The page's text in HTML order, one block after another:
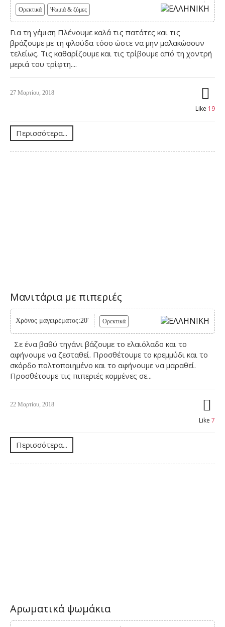
Ορεκτικά Ψωμιά & ζύμες
Για τη γέμιση Πλένουμε καλά τις πατάτες και τις
βράζουμε με τη φλούδα τόσο ώστε να μην μαλακώσουν
τελείως. Τις καθαρίζουμε και τις τρίβουμε από τη χοντρή
μεριά του τρίφτη....
27 Μαρτίου, 2018
Like 19
Περισσότερα...
Μανιτάρια με πιπεριές
Χρόνος μαγειρέματος:20' Ορεκτικά
Σε ένα βαθύ τηγάνι βάζουμε το ελαιόλαδο και το
αφήνουμε να ζεσταθεί. Προσθέτουμε το κρεμμύδι και το
σκόρδο πολτοποιημένο και το αφήνουμε να μαραθεί.
Προσθέτουμε τις πιπεριές κομμένες σε...
22 Μαρτίου, 2018
Like 7
Περισσότερα...
Αρωματικά ψωμάκια